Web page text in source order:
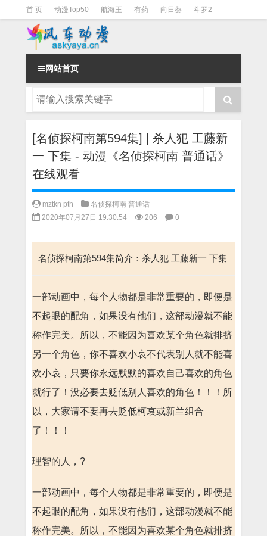
首 页 动漫Top50 航海王 有药 向日葵 斗罗2
斗罗3 火影 一拳超人
网站首页
[名侦探柯南第594集] | 杀人犯 工藤新
一 下集 - 动漫《名侦探柯南 普通话》
在线观看
mztkn pth
名侦探柯南 普通话
2020年07月27日 19:30:54
206 0
名侦探柯南第594集简介：杀人犯 工藤新一 下集
一部动画中，每个人物都是非常重要的，即便是
不起眼的配角，如果没有他们，这部动漫就不能
称作完美。所以，不能因为喜欢某个角色就排挤
另一个角色，你不喜欢小哀不代表别人就不能喜
欢小哀，只要你永远默默的喜欢自己喜欢的角色
就行了！没必要去贬低别人喜欢的角色！！！所
以，大家请不要再去贬低柯哀或新兰组合
了！！！
理智的人，?
一部动画中，每个人物都是非常重要的，即便是
不起眼的配角，如果没有他们，这部动漫就不能
称作完美。所以，不能因为喜欢某个角色就排挤